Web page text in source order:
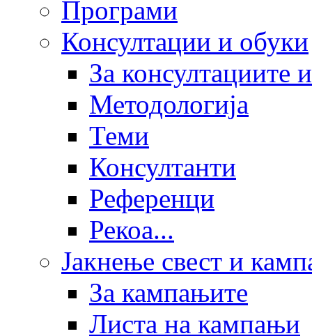
Програми
Консултации и обуки
За консултациите
Методологија
Теми
Консултанти
Референци
Рекоа...
Јакнење свест и
За кампањите
Листа на кампањи